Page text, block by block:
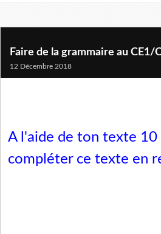
Faire de la grammaire au CE1/
12 Décembre 2018
A l'aide de ton texte 10
compléter ce texte en